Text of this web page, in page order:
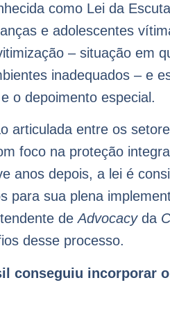
como Lei da
e adolescentes
– situação em
inadequados – e
o depoimento especial.
articulada entre os
foco na proteção
anos depois, a lei é
para sua plena
deAdvocacy da
desse processo.
conseguiu incorporar